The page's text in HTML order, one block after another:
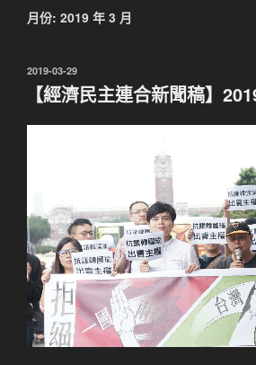
月份: 2019 年 3 月
發
2019-03-29
【經濟民主連合新聞稿】